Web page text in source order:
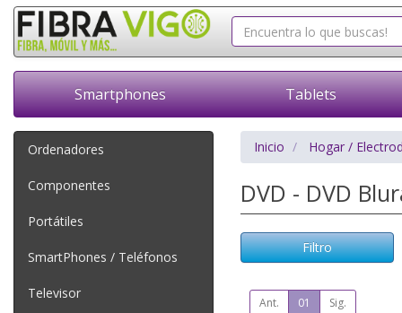
Smartphones Tablets
Ordenadores
Componentes
Portátiles
SmartPhones / Teléfonos
Televisor
Inicio Hogar /
DVD - DVD
Filtro
Ant. 01 Sig.